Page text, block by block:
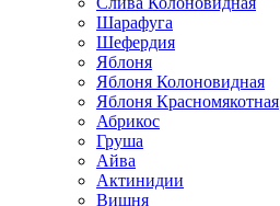
Шарафуга
Шефердия
Яблоня
Яблоня Колоновидная
Яблоня Красномякотная
Абрикос
Груша
Айва
Актинидии
Вишня